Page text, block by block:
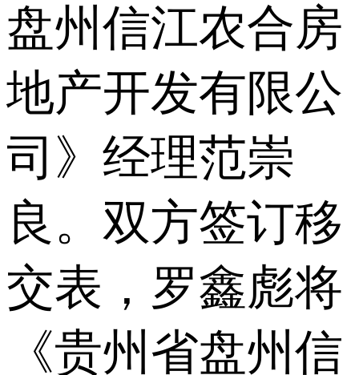
盘州信江农合房
地产开发有限公
司》经理范崇
良。双方签订移
交表，罗鑫彪将
《贵州省盘州信